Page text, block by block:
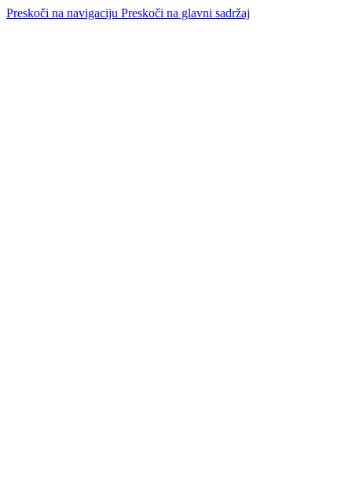
Preskoči na navigaciju Preskoči na glavni sadržaj